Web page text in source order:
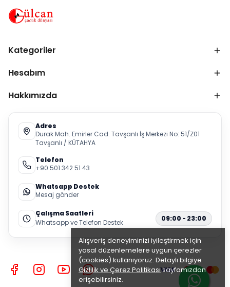
Alışveriş deneyiminizi iyileştirmek için
yasal düzenlemelere uygun çerezler
(cookies) kullanıyoruz. Detaylı bilgiye
Gizlilik ve Çerez Politikasısayfamızdan
erişebilirsiniz.
Kategoriler
Hesabım
Hakkımızda
Adres
Durak Mah. Emirler Cad. Tavşanlı İş Merkezi No: 51/Z01
Tavşanlı / KÜTAHYA
Telefon
+90 501 342 51 43
Whatsapp Destek
Mesaj gönder
Çalışma Saatleri
Whatsapp ve Telefon Destek
09:00 - 23:00